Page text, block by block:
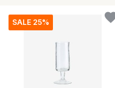
SALE 25%